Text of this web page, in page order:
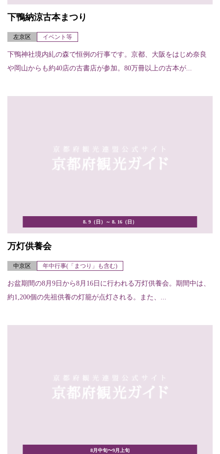
下鴨納涼古本まつり
左京区 イベント等
下鴨神社境内糺の森で恒例の行事です。京都、大阪をはじめ奈良
や岡山からも約40店の古書店が参加。80万冊以上の古本が...
8. 9（日）～ 8. 16（日）
万灯供養会
中京区 年中行事(「まつり」も含む)
お盆期間の8月9日から8月16日に行われる万灯供養会。期間中は、
約1,200個の先祖供養の灯籠が点灯される。また、...
8月中旬〜9月上旬